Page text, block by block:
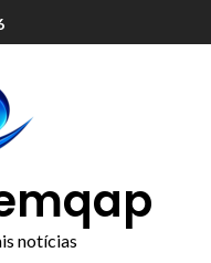
notícias